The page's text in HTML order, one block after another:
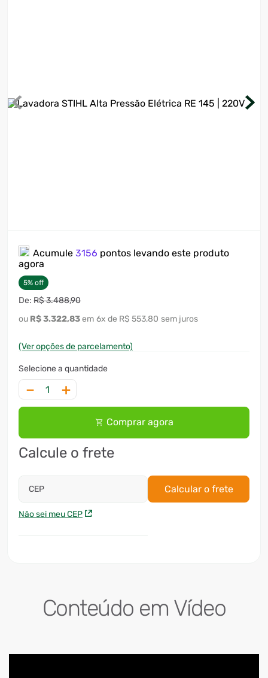
Acumule 3156 pontos levando este produto
agora
5% off
R$3.488,90
R$3.322,83 6x R$ 553,80 sem juros
(Ver opções de parcelamento)
＋
－
Comprar agora
Calcule o frete
CEP
Não sei meu CEP
Calcular o frete
Conteúdo em Vídeo